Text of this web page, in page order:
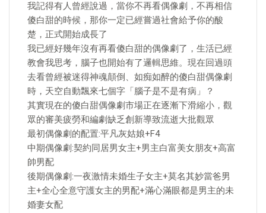
我記得有人曾經說過，當你不再看偶像劇，不再相信
傻白甜的時候，那你一定已經嘗過社會給予你的酸
楚，正式開始成長了
我已經好幾年沒有再看傻白甜的偶像劇了，生活已經
教會我思考，腦子也開始有了邏輯思維。現在回過頭
去看曾經被迷得神魂顛倒、如痴如醉的傻白甜偶像劇
時，天空自動飄來七個字「腦子是不是有病」？
其實現在的傻白甜偶像劇市場正在逐漸下滑縮小，觀
眾的審美疲勞和編劇缺乏創新導致流逝大批觀眾
最初偶像劇的配置:平凡灰姑娘+F4
中期偶像劇:契約同居男女主+男主白富美女朋友+高富
帥男配
後期偶像劇:一夜激情未婚生子女主+莫名其妙當爸男
主+全心全意守護女主的男配+滿心滿眼都是男主的未
婚妻女配